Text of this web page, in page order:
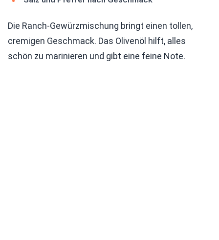
Die Ranch-Gewürzmischung bringt einen tollen,
cremigen Geschmack. Das Olivenöl hilft, alles
schön zu marinieren und gibt eine feine Note.